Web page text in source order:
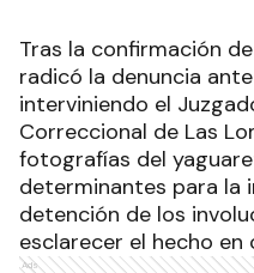
Tras la confirmación
radicó la denuncia
interviniendo el
Correccional de Las
fotografías del
determinantes para la
detención de los
esclarecer el hecho
Ads